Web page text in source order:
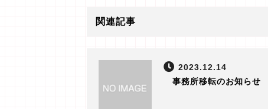
関連記事
2023.12.14
事務所移転のお知らせ